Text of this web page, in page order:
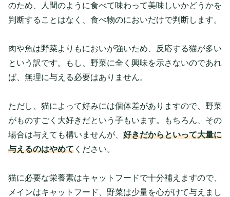
のため、人間のように食べて味わって美味しいかどうかを
判断することはなく、食べ物のにおいだけで判断します。
肉や魚は野菜よりもにおいが強いため、反応する猫が多い
という訳です。もし、野菜に全く興味を示さないのであれ
ば、無理に与える必要はありません。
ただし、猫によって好みには個体差がありますので、野菜
がものすごく大好きだという子もいます。もちろん、その
場合は与えても構いませんが、 好きだからといって大量に
与えるのはやめて ください。
猫に必要な栄養素はキャットフードで十分補えますので、
メインはキャットフード、野菜は少量を心がけて与えまし